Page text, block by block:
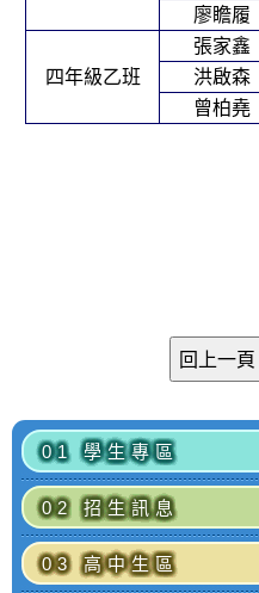
廖瞻履
四年級乙班
張家鑫
洪啟森
曾柏堯
01 學生專區
02 招生訊息
03 高中生區